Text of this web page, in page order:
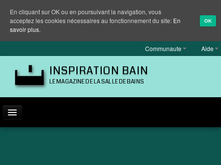
Communaute Aide
INSPIRATION BAIN
LE MAGAZINE DE LA SALLE DE BAINS
En cliquant sur OK ou en poursuivant la navigation, vous
acceptez les cookies nécessaires au fonctionnement du site: En
savoir plus.
OK